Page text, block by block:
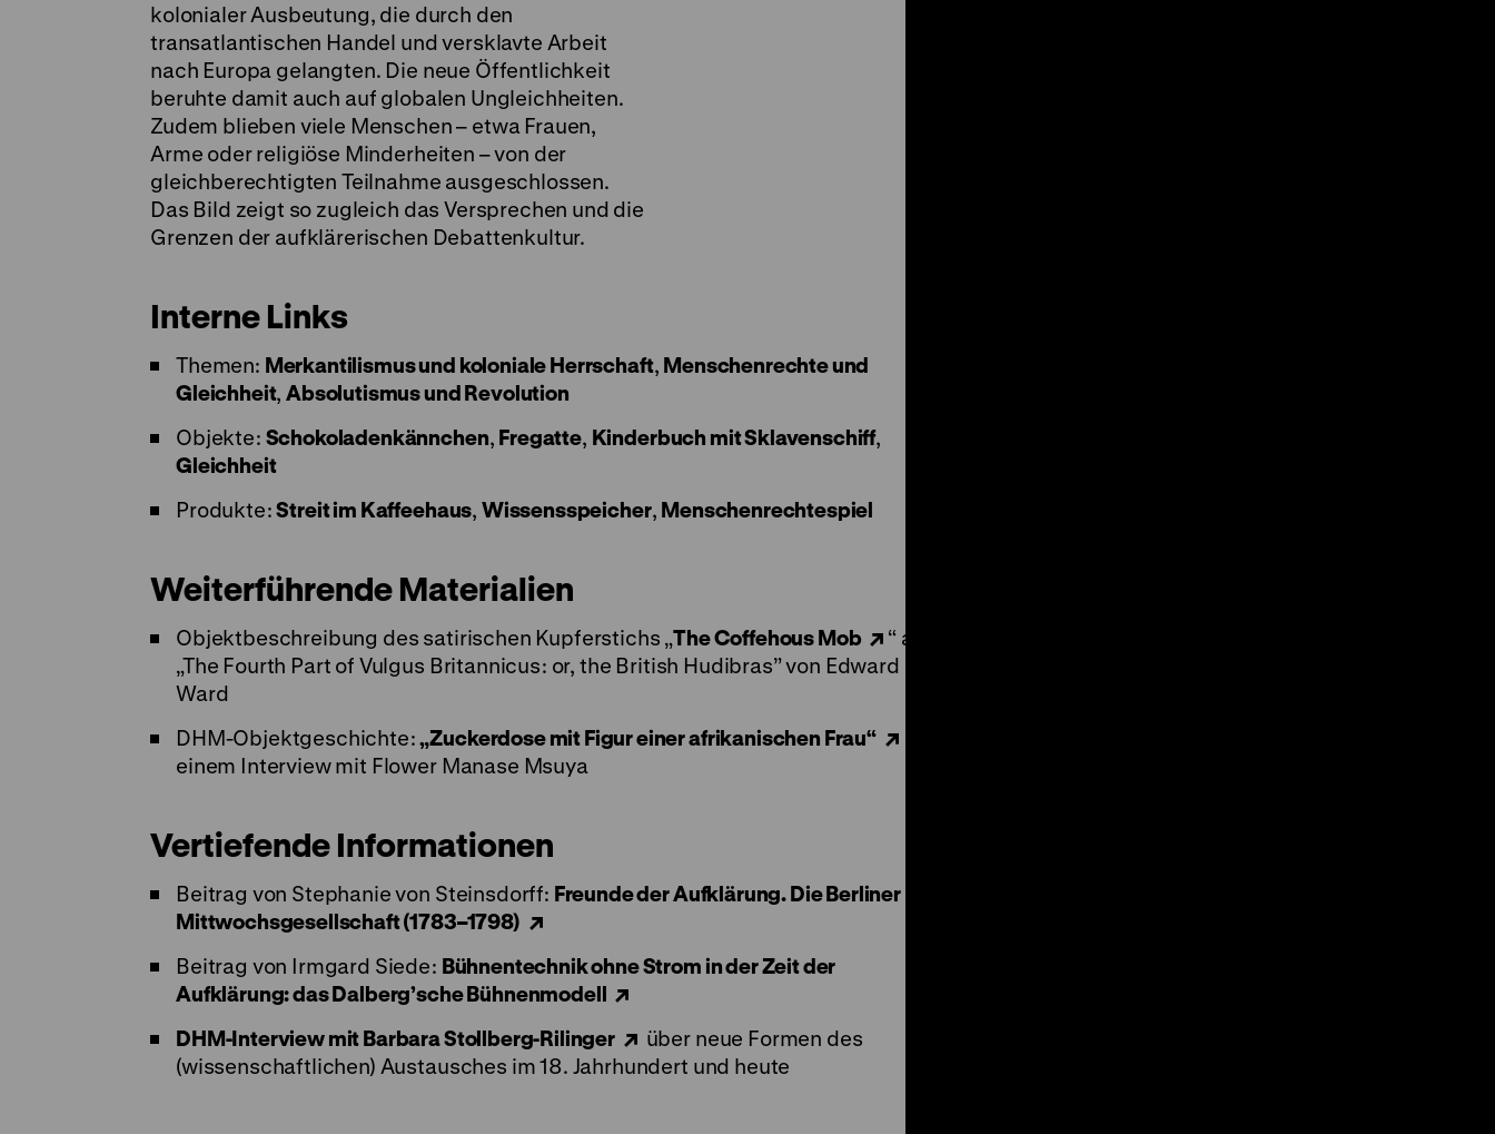
kolonialer Ausbeutung, die durch den
transatlantischen Handel und versklavte Arbeit
nach Europa gelangten. Die neue Öffentlichkeit
beruhte damit auch auf globalen Ungleichheiten.
Zudem blieben viele Menschen – etwa Frauen,
Arme oder religiöse Minderheiten – von der
gleichberechtigten Teilnahme ausgeschlossen.
Das Bild zeigt so zugleich das Versprechen und die
Grenzen der aufklärerischen Debattenkultur.
Interne Links
Themen: Merkantilismus und koloniale Herrschaft, Menschenrechte und
Gleichheit,Absolutismus und Revolution
Objekte: Schokoladenkännchen, Fregatte, Kinderbuch mit Sklavenschiff,
Gleichheit
Produkte:Streit im Kaffeehaus, Wissensspeicher, Menschenrechtespiel
Weiterführende Materialien
Objektbeschreibung des satirischen Kupferstichs „The Coffehous Mob
“ aus
„The Fourth Part of Vulgus Britannicus: or, the British Hudibras” von Edward
Ward
DHM-Objektgeschichte:„Zuckerdose mit Figur einer afrikanischen Frau“
einem Interview mit Flower Manase Msuya
Vertiefende Informationen
Beitrag von Stephanie von Steinsdorff: Freunde der Aufklärung. Die Berliner
Mittwochsgesellschaft (1783–1798)
Beitrag von Irmgard Siede: Bühnentechnik ohne Strom in der Zeit der
Aufklärung: das Dalberg’sche Bühnenmodell
DHM-Interview mit Barbara Stollberg-Rilinger
über neue Formen des
(wissenschaftlichen) Austausches im 18. Jahrhundert und heute